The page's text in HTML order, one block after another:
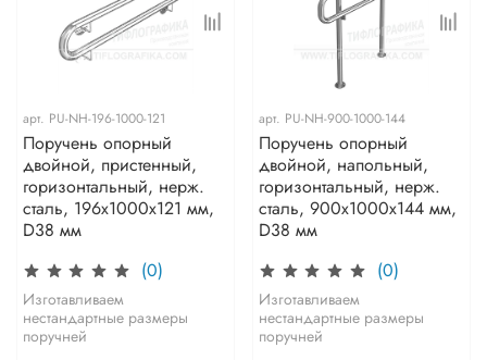
арт. PU-NH-196-1000-121
Поручень опорный
двойной, пристенный,
горизонтальный, нерж.
сталь, 196x1000x121 мм,
D38 мм
(0)
Изготавливаем
нестандартные размеры
поручней
арт. PU-NH-900-1000-144
Поручень опорный
двойной, напольный,
горизонтальный, нерж.
сталь, 900x1000x144 мм,
D38 мм
(0)
Изготавливаем
нестандартные размеры
поручней